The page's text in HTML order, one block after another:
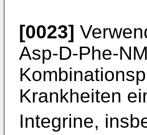
[0023]
Asp-D-Phe-
Krankheiten
Integrine,